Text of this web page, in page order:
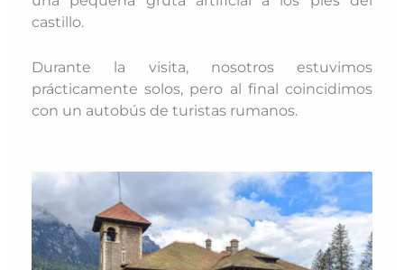
castillo.
Durante la visita, nosotros estuvimos
prácticamente solos, pero al final coincidimos
con un autobús de turistas rumanos.